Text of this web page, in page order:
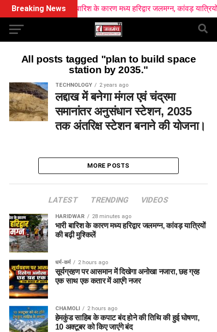
Breaking Newsभारी बारिश के कारण मध्य हरिद्वार जलमग्न, कांवड़ यात्रियों
All posts tagged "plan to build space
station by 2035."
TECHNOLOGY 2 years ago
लद्दाख में बनेगा मंगल एवं चंद्रमा
समानांतर अनुसंधान स्टेशन, 2035
तक अंतरिक्ष स्टेशन बनाने की योजना।
MORE POSTS
LATEST TRENDING VIDEOS
HARIDWAR 28 minutes ago
भारी बारिश के कारण मध्य हरिद्वार जलमग्न, कांवड़ यात्रियों
की बढ़ी मुश्किलें
धर्म-कर्म 2 hours ago
सूर्यग्रहण पर आसमान में दिखेगा अनोखा नजारा, छह ग्रह
एक साथ एक कतार में आएंगे नजर
CHAMOLI 2 hours ago
हेमकुंड साहिब के कपाट बंद होने की तिथि की हुई घोषणा,
10 अक्टूबर को किए जाएंंगे बंद